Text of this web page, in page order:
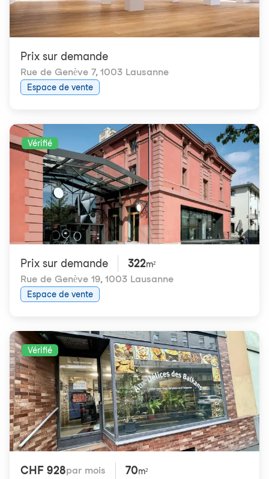
Prix ​​sur demande
Rue de Genève 7, 1003 Lausanne
Espace de vente
Vérifié
Prix ​​sur demande 322m²
Rue de Genève 19, 1003 Lausanne
Espace de vente
Vérifié
CHF 928par mois 70m²